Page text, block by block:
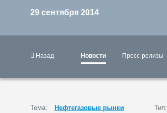
29 сентября 2014
Назад Новости Пресс-релизы
Тема: Нефтегазовые рынки Тип: